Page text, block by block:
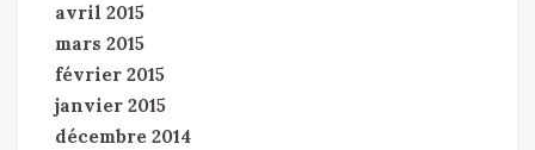
avril 2015
mars 2015
février 2015
janvier 2015
décembre 2014